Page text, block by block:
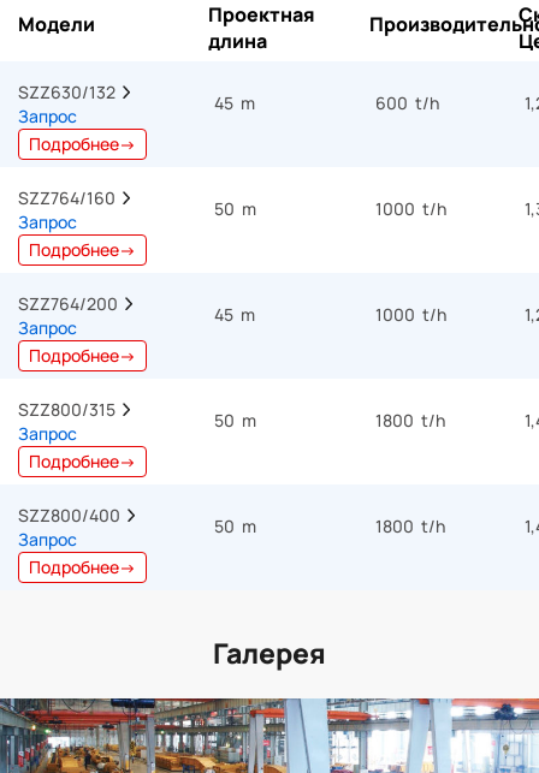
Модели
Проектная
длина
SZZ630/132
Запрос
Подробнее→
45 m 600 t/h
SZZ764/160
Запрос
Подробнее→
50 m 1000 t/h
SZZ764/200
Запрос
Подробнее→
45 m 1000 t/h
SZZ800/315
Запрос
Подробнее→
50 m 1800 t/h
SZZ800/400
Запрос
Подробнее→
50 m 1800 t/h
Галерея